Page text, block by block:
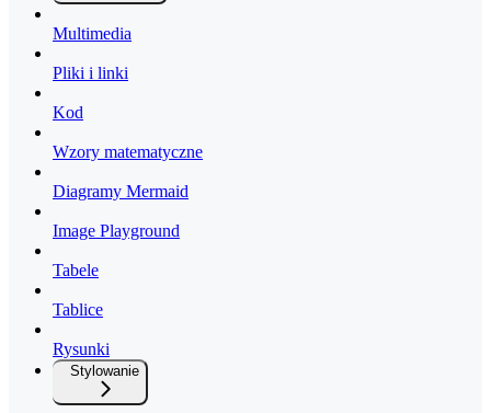
Multimedia
Pliki i linki
Kod
Wzory matematyczne
Diagramy Mermaid
Image Playground
Tabele
Tablice
Rysunki
Stylowanie